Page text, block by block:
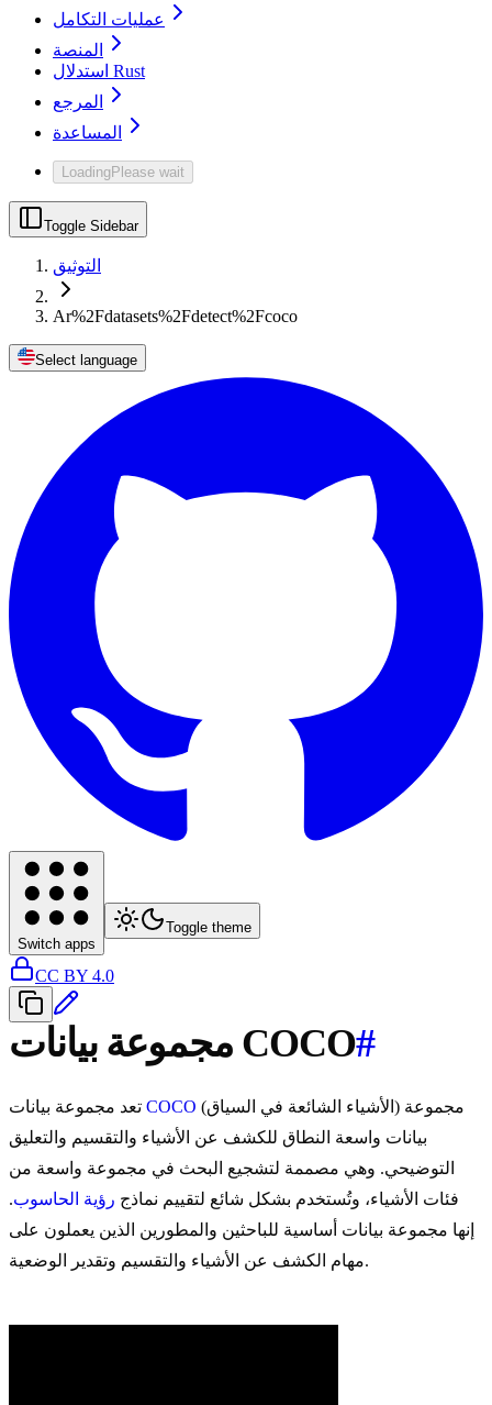
عمليات التكامل
المنصة
استدلال Rust
المرجع
المساعدة
LoadingPlease wait
Toggle Sidebar
التوثيق
Ar%2Fdatasets%2Fdetect%2Fcoco
Select language
Switch apps
Toggle theme
CC BY 4.0
مجموعة بيانات COCO#
COCO (الأشياء الشائعة في السياق) مجموعة
بيانات واسعة النطاق للكشف عن الأشياء والتقسيم والتعليق
التوضيحي. وهي مصممة لتشجيع البحث في مجموعة واسعة من
فئات الأشياء، وتُستخدم بشكل شائع لتقييم نماذج رؤية الحاسوب.
إنها مجموعة بيانات أساسية للباحثين والمطورين الذين يعملون على
مهام الكشف عن الأشياء والتقسيم وتقدير الوضعية.